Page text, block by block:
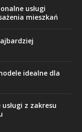
usługi
mieszkań
idealne dla
z zakresu